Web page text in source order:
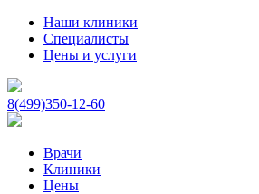
Наши клиники
Специалисты
Цены и услуги
8(499)350-12-60
Врачи
Клиники
Цены